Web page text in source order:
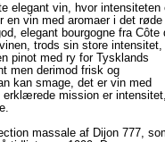
elegant vin, hvor intensiteten
en vin med aromaer i det røde
elegant bourgogne fra Côte
trods sin store intensitet,
pinot med ry for Tysklands
men derimod frisk og
kan smage, det er vin med
mission er
massale af Dijon 777,